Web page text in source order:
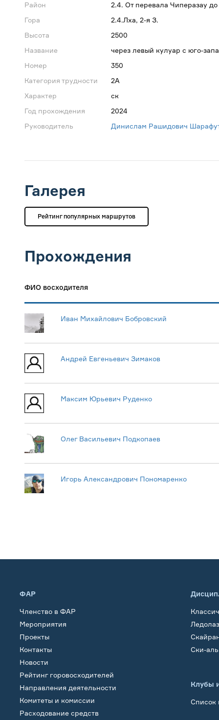
Район
2.4. От перевала Чиперазау
Гора
2.4.Лха, 2-я З.
Высота
2500
Название
через левый кулуар с юго-
Номер
350
Категория трудности
2А
Характер
ск
Год прохождения
2024
Руководитель
Динислам Рашидович
Галерея
Рейтинг популярных маршрутов
Прохождения
ФИО восходителя
Иван Михайлович Бобровский
Андрей Евгеньевич Зимаков
Максим Юрьевич Руденко
Олег Васильевич Подкопаев
Игорь Александрович Пономаренко
ФАР
Членство в ФАР
Мероприятия
Проекты
Контакты
Новости
Рейтинг горовосходителей
Направления деятельности
Комитеты и комиссии
Расходование средств
Ски-
Клубы
Список